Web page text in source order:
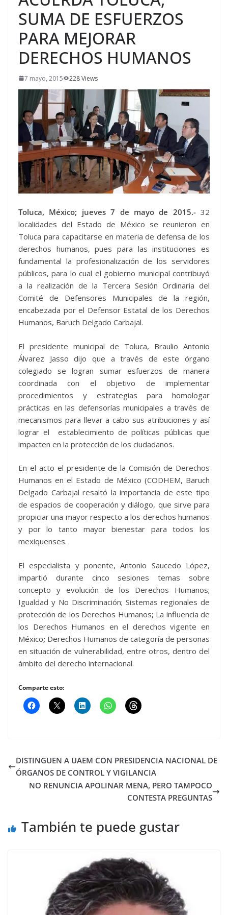
SUMA DE ESFUERZOS
PARA MEJORAR
DERECHOS HUMANOS
7 mayo, 2015 228 Views
Toluca, México; jueves 7 de mayo de 2015.-32
localidades del Estado de México se reunieron en
Toluca para capacitarse en materia de defensa de los
derechos humanos, pues para las instituciones es
fundamental la profesionalización de los servidores
públicos, para lo cual el gobierno municipal contribuyó
a la realización de la Tercera Sesión Ordinaria del
Comité de Defensores Municipales de la región,
encabezada por el Defensor Estatal de los Derechos
Humanos, Baruch Delgado Carbajal.
El presidente municipal de Toluca, Braulio Antonio
Álvarez Jasso dijo que a través de este órgano
colegiado se logran sumar esfuerzos de manera
coordinada con el objetivo de implementar
procedimientos y estrategias para homologar
prácticas en las defensorías municipales a través de
mecanismos para llevar a cabo sus atribuciones y así
lograr el establecimiento de políticas públicas que
impacten en la protección de los ciudadanos.
En el acto el presidente de la Comisión de Derechos
Humanos en el Estado de México (CODHEM, Baruch
Delgado Carbajal resaltó la importancia de este tipo
de espacios de cooperación y diálogo, que sirve para
propiciar una mayor respecto a los derechos humanos
y por lo tanto mayor bienestar para todos los
mexiquenses.
El especialista y ponente, Antonio Saucedo López,
impartió durante cinco sesiones temas sobre
concepto y evolución de los Derechos Humanos;
Igualdad y No Discriminación; Sistemas regionales de
protección de los Derechos Humanos; La influencia de
los Derechos Humanos en el derechos vigente en
México; Derechos Humanos de categoría de personas
en situación de vulnerabilidad, entre otros, dentro del
ámbito del derecho internacional.
Comparte esto:
DISTINGUEN A UAEM CON PRESIDENCIA NACIONAL DE
ÓRGANOS DE CONTROL Y VIGILANCIA
NO RENUNCIA APOLINAR MENA, PERO TAMPOCO
CONTESTA PREGUNTAS
También te puede gustar